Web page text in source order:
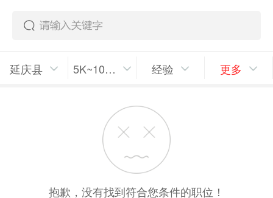
延庆县 5K~10K/月 经验 更多
抱歉，没有找到符合您条件的职位！